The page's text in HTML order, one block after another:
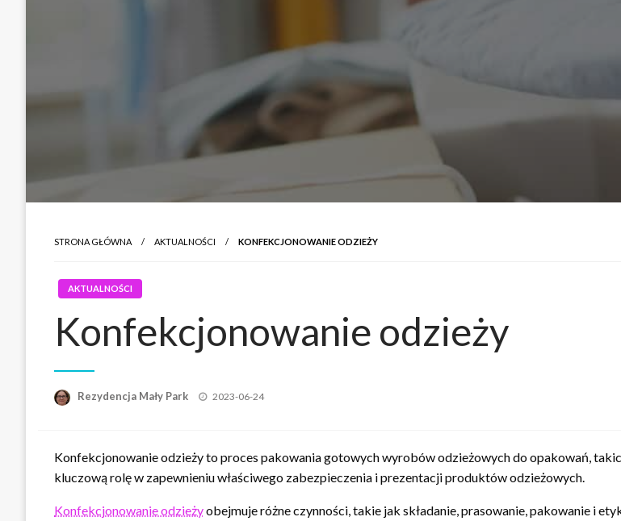
STRONA GŁÓWNA AKTUALNOŚCI KONFEKCJONOWANIE ODZIEŻY
AKTUALNOŚCI
Konfekcjonowanie odzieży
Rezydencja Mały Park
Opublikowane
2023-06-24
Konfekcjonowanie odzieży to proces pakowania gotowych wyrobów odzieżowych do opakowań,
kluczową rolę w zapewnieniu właściwego zabezpieczenia i prezentacji produktów odzieżowych.
Konfekcjonowanie odzieżyobejmuje różne czynności, takie jak składanie, prasowanie, pakowanie i